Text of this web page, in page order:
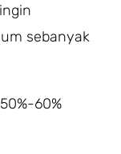
sebanyak
60%